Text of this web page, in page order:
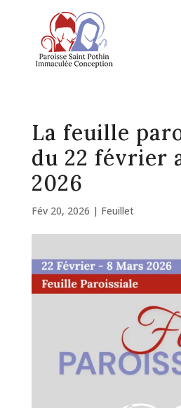
La feuille
du 22 février
2026
Fév 20, 2026 | Feuillet